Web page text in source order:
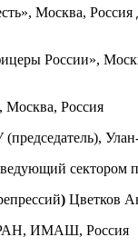
Москва,
России»,
Россия
сектором
) Цветков
РАН, ИМАШ, Россия